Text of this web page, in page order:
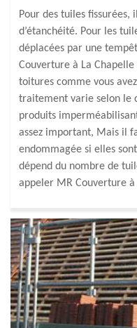
Pour des tuiles
d’étanchéité. Pour les
déplacées par une
Couverture à La
toitures comme vous
traitement varie selon le
produits
assez important, Mais il
endommagée si elles
dépend du nombre de
appeler MR Couverture